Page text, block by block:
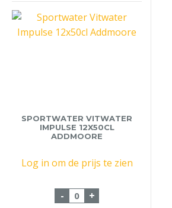
SPORTWATER VITWATER
IMPULSE 12X50CL
ADDMOORE
Log in om de prijs te zien
- Sportwater Vitwater
+